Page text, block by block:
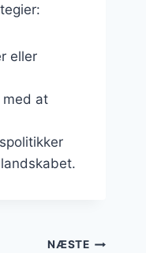
eller
med at
NÆSTE